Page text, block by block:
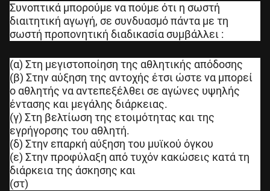
Συνοπτικά μπορούμε να πούμε ότι η σωστή
διαιτητική αγωγή, σε συνδυασμό πάντα με τη
σωστή προπονητική διαδικασία συμβάλλει :
(α) Στη μεγιστοποίηση της αθλητικής απόδοσης
(β) Στην αύξηση της αντοχής έτσι ώστε να μπορεί
ο αθλητής να αντεπεξέλθει σε αγώνες υψηλής
έντασης και μεγάλης διάρκειας.
(γ) Στη βελτίωση της ετοιμότητας και της
εγρήγορσης του αθλητή.
(δ) Στην επαρκή αύξηση του μυϊκού όγκου
(ε) Στην προφύλαξη από τυχόν κακώσεις κατά τη
διάρκεια της άσκησης και
(στ)